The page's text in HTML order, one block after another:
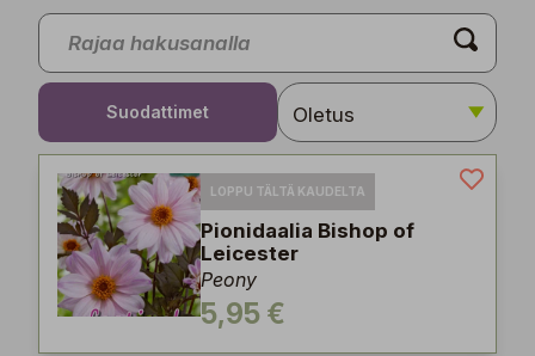
Suodattimet
LOPPU TÄLTÄ KAUDELTA
Pionidaalia Bishop of
Leicester
Peony
5,95 €